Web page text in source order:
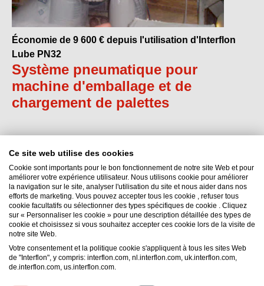
Économie de 9 600 € depuis l'utilisation d'Interflon
Lube PN32
Système pneumatique pour
machine d'emballage et de
chargement de palettes
Interflon Maroc
Immeuble 10 Amal 2 - Appartement 5
12200 Tamesna
Maroc
Email:maroc@interflon.com
Ce site web utilise des cookies
Cookie sont importants pour le bon fonctionnement de notre site Web et pour
améliorer votre expérience utilisateur. Nous utilisons cookie pour améliorer
la navigation sur le site, analyser l'utilisation du site et nous aider dans nos
efforts de marketing. Vous pouvez accepter tous les cookie , refuser tous
cookie facultatifs ou sélectionner des types spécifiques de cookie . Cliquez
sur « Personnaliser les cookie » pour une description détaillée des types de
cookie et choisissez si vous souhaitez accepter ces cookie lors de la visite de
notre site Web.
Votre consentement et la politique cookie s'appliquent à tous les sites Web
de "Interflon", y compris: interflon.com, nl.interflon.com, uk.interflon.com,
de.interflon.com, us.interflon.com.